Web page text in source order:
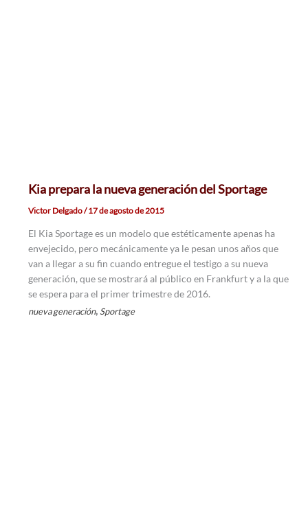
Kia prepara la nueva generación del Sportage
Victor Delgado/17 de agosto de 2015
El Kia Sportage es un modelo que estéticamente apenas ha
envejecido, pero mecánicamente ya le pesan unos años que
van a llegar a su fin cuando entregue el testigo a su nueva
generación, que se mostrará al público en Frankfurt y a la que
se espera para el primer trimestre de 2016.
nueva generación, Sportage